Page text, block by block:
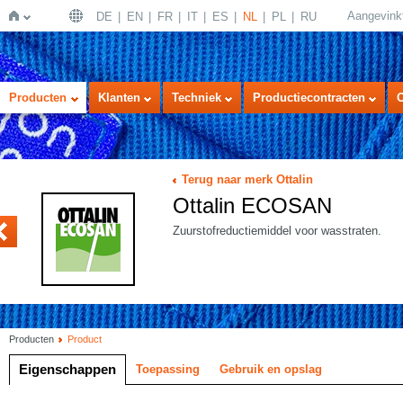
Home
DE EN FR IT ES NL PL RU
Producten Klanten Techniek Productiecontracten
Terug naar merk Ottalin
Ottalin ECOSAN
Zuurstofreductiemiddel voor wasstraten.
Producten Product
Eigenschappen Toepassing Gebruik en opslag